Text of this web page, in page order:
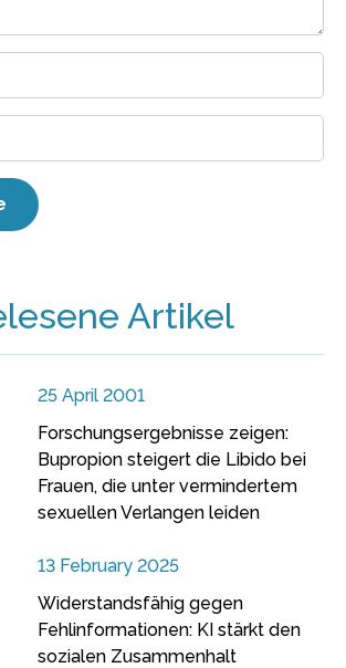
Artikel
25 April 2001
Forschungsergebnisse zeigen:
Bupropion steigert die Libido bei
Frauen, die unter vermindertem
sexuellen Verlangen leiden
13 February 2025
Widerstandsfähig gegen
Fehlinformationen: KI stärkt den
sozialen Zusammenhalt